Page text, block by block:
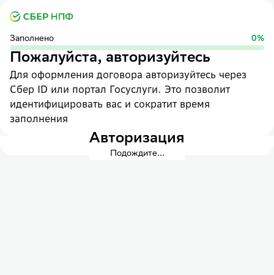
Заполнено 0%
Пожалуйста, авторизуйтесь
Для оформления договора авторизуйтесь через
Сбер ID или портал Госуслуги. Это позволит
идентифицировать вас и сократит время
заполнения
Авторизация
Подождите...